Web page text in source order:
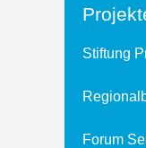
Stiftung
Forum